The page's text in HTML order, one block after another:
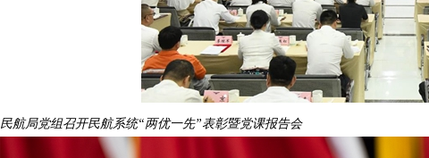
民航局党组召开民航系统“两优一先”表彰暨党课报告会